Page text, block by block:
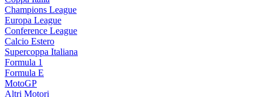
Champions League
Europa League
Conference League
Calcio Estero
Supercoppa Italiana
Formula 1
Formula E
MotoGP
Altri Motori